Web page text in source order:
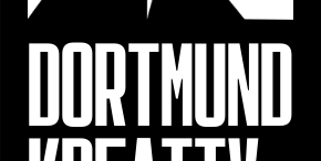
DORTMUND